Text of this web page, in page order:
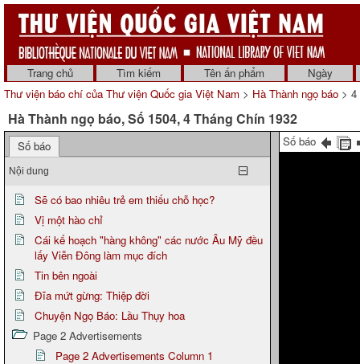
Trang chủ Tìm kiếm Tên ấn phẩm
Ngày
Thư viện báo chí của Thư viện Quốc gia Việt Nam > Hà Thành ngọ báo > 4
Hà Thành ngọ báo, Số 1504, 4 Tháng Chín 1932
Số báo
Nội dung
Sẽ có bao nhiêu trẻ em thiếu chỗ học?
Vị một hào chỉ
Cái kế hoạch "hàng không" các nước Âu Mỹ đều
lấy Viễn Đông làm mục đích
Tin bên ngoài
Đĩa mứt gừng: Thiệp đời
Chuyện Ngọ Báo: Lầu Thụy hoa
Page 2 Advertisements
Page 2 Advertisements Column 1
Số báo